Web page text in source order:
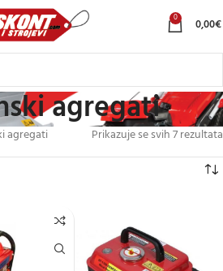
0 0,00€
agregati
agregati
Prikazuje se svih 7 rezultata